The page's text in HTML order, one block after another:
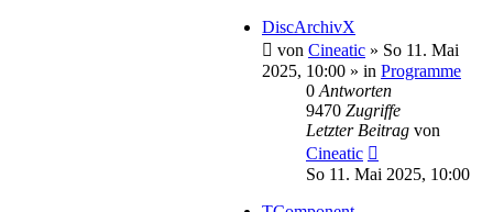
DiscArchivX
von Cineatic » So 11. Mai
2025, 10:00 » in Programme
0 Antworten
9470 Zugriffe
Letzter Beitrag von
Cineatic
So 11. Mai 2025, 10:00